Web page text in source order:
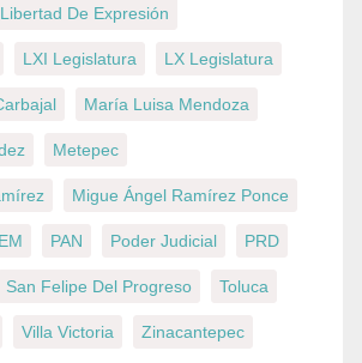
Libertad De Expresión
LXI Legislatura LX Legislatura
María Luisa Mendoza
Metepec
Migue Ángel Ramírez Ponce
PAN Poder Judicial PRD
San Felipe Del Progreso Toluca
Villa Victoria Zinacantepec